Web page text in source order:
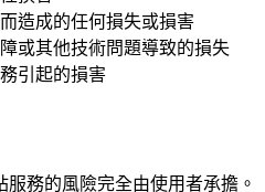
造成的任何損失或損害
或其他技術問題導致的損失
引起的損害
務的風險完全由使用者承擔。